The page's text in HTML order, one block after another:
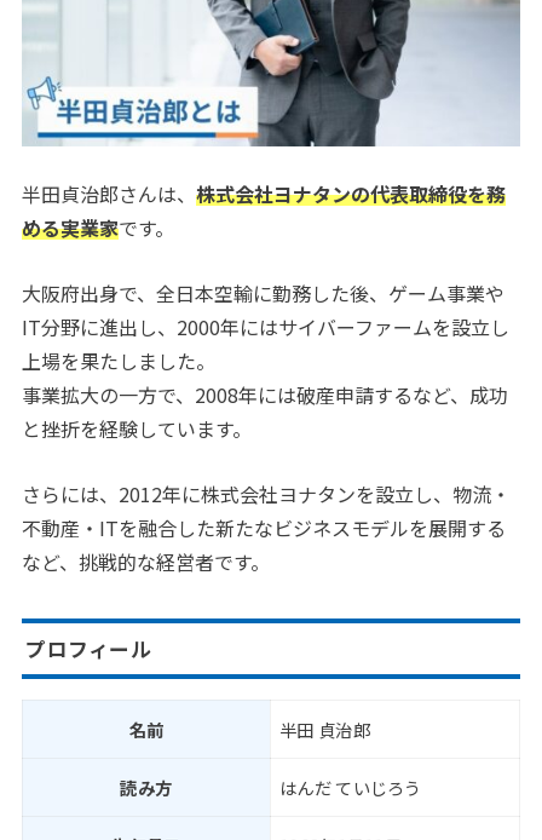
半田貞治郎さんは、 株式会社ヨナタンの代表取締役を務
める実業家です。
大阪府出身で、全日本空輸に勤務した後、ゲーム事業や
IT分野に進出し、2000年にはサイバーファームを設立し
上場を果たしました。
事業拡大の一方で、2008年には破産申請するなど、成功
と挫折を経験しています。
さらには、2012年に株式会社ヨナタンを設立し、物流・
不動産・ITを融合した新たなビジネスモデルを展開する
など、挑戦的な経営者です。
プロフィール
名前 半田 貞治郎
読み方 はんだ ていじろう